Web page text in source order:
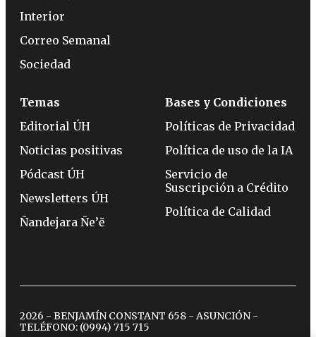
Interior
Correo Semanal
Sociedad
Temas
Editorial ÚH
Noticias positivas
Pódcast ÚH
Newsletters ÚH
Ñandejara Ñe’ẽ
Bases y Condiciones
Políticas de Privacidad
Política de uso de la IA
Servicio de
Suscripción a Crédito
Política de Calidad
2026 - BENJAMÍN CONSTANT 658 - ASUNCIÓN -
TELÉFONO: (0994) 715 715